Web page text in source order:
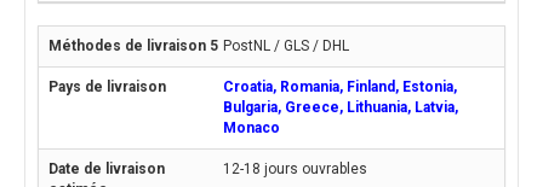
PostNL / GLS / DHL
Croatia, Romania, Finland, Estonia,
Bulgaria, Greece, Lithuania, Latvia,
Monaco
12-18 jours ouvrables